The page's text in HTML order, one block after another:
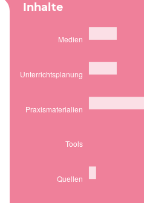
Inhalte